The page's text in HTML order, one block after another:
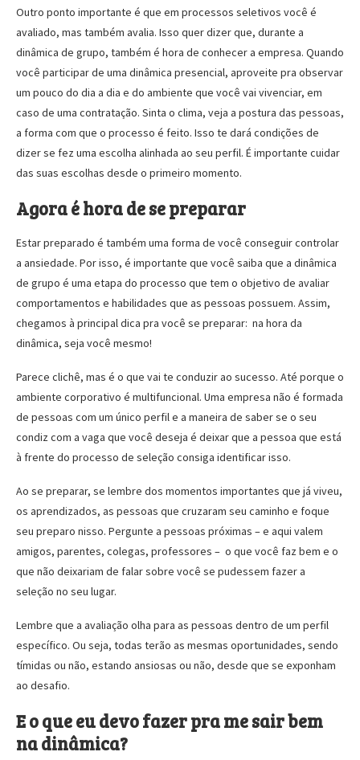
Outro ponto importante é que em processos seletivos você é
avaliado, mas também avalia. Isso quer dizer que, durante a
dinâmica de grupo, também é hora de conhecer a empresa. Quando
você participar de uma dinâmica presencial, aproveite pra observar
um pouco do dia a dia e do ambiente que você vai vivenciar, em
caso de uma contratação. Sinta o clima, veja a postura das pessoas,
a forma com que o processo é feito. Isso te dará condições de
dizer se fez uma escolha alinhada ao seu perfil. É importante cuidar
das suas escolhas desde o primeiro momento.
Agora é hora de se preparar
Estar preparado é também uma forma de você conseguir controlar
a ansiedade. Por isso, é importante que você saiba que a dinâmica
de grupo é uma etapa do processo que tem o objetivo de avaliar
comportamentos e habilidades que as pessoas possuem. Assim,
chegamos à principal dica pra você se preparar: na hora da
dinâmica, seja você mesmo!
Parece clichê, mas é o que vai te conduzir ao sucesso. Até porque o
ambiente corporativo é multifuncional. Uma empresa não é formada
de pessoas com um único perfil e a maneira de saber se o seu
condiz com a vaga que você deseja é deixar que a pessoa que está
à frente do processo de seleção consiga identificar isso.
Ao se preparar, se lembre dos momentos importantes que já viveu,
os aprendizados, as pessoas que cruzaram seu caminho e foque
seu preparo nisso. Pergunte a pessoas próximas – e aqui valem
amigos, parentes, colegas, professores – o que você faz bem e o
que não deixariam de falar sobre você se pudessem fazer a
seleção no seu lugar.
Lembre que a avaliação olha para as pessoas dentro de um perfil
específico. Ou seja, todas terão as mesmas oportunidades, sendo
tímidas ou não, estando ansiosas ou não, desde que se exponham
ao desafio.
E o que eu devo fazer pra me sair bem
na dinâmica?